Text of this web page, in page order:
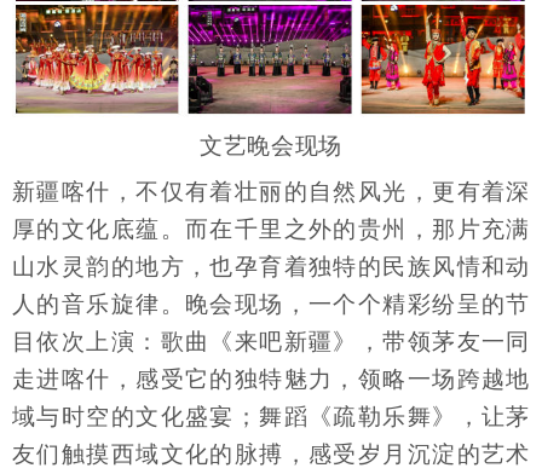
文艺晚会现场
新疆喀什，不仅有着壮丽的自然风光，更有着深
厚的文化底蕴。而在千里之外的贵州，那片充满
山水灵韵的地方，也孕育着独特的民族风情和动
人的音乐旋律。晚会现场，一个个精彩纷呈的节
目依次上演：歌曲《来吧新疆》，带领茅友一同
走进喀什，感受它的独特魅力，领略一场跨越地
域与时空的文化盛宴；舞蹈《疏勒乐舞》，让茅
友们触摸西域文化的脉搏，感受岁月沉淀的艺术